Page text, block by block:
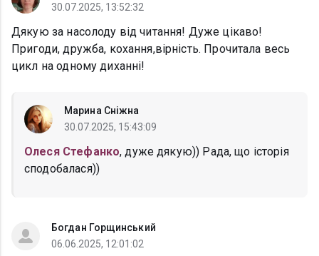
30.07.2025, 13:52:32
Дякую за насолоду від читання! Дуже цікаво!
Пригоди, дружба, кохання,вірність. Прочитала весь
цикл на одному диханні!
Марина Сніжна
30.07.2025, 15:43:09
Олеся Стефанко, дуже дякую)) Рада, що історія
сподобалася))
Богдан Горщинський
06.06.2025, 12:01:02